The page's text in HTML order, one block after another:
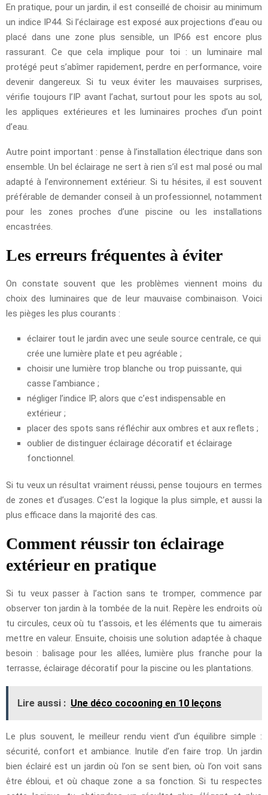
En pratique, pour un jardin, il est conseillé de choisir au minimum
un indice IP44. Si l’éclairage est exposé aux projections d’eau ou
placé dans une zone plus sensible, un IP66 est encore plus
rassurant. Ce que cela implique pour toi : un luminaire mal
protégé peut s’abîmer rapidement, perdre en performance, voire
devenir dangereux. Si tu veux éviter les mauvaises surprises,
vérifie toujours l’IP avant l’achat, surtout pour les spots au sol,
les appliques extérieures et les luminaires proches d’un point
d’eau.
Autre point important : pense à l’installation électrique dans son
ensemble. Un bel éclairage ne sert à rien s’il est mal posé ou mal
adapté à l’environnement extérieur. Si tu hésites, il est souvent
préférable de demander conseil à un professionnel, notamment
pour les zones proches d’une piscine ou les installations
encastrées.
Les erreurs fréquentes à éviter
On constate souvent que les problèmes viennent moins du
choix des luminaires que de leur mauvaise combinaison. Voici
les pièges les plus courants :
éclairer tout le jardin avec une seule source centrale, ce qui
crée une lumière plate et peu agréable ;
choisir une lumière trop blanche ou trop puissante, qui
casse l’ambiance ;
négliger l’indice IP, alors que c’est indispensable en
extérieur ;
placer des spots sans réfléchir aux ombres et aux reflets ;
oublier de distinguer éclairage décoratif et éclairage
fonctionnel.
Si tu veux un résultat vraiment réussi, pense toujours en termes
de zones et d’usages. C’est la logique la plus simple, et aussi la
plus efficace dans la majorité des cas.
Comment réussir ton éclairage
extérieur en pratique
Si tu veux passer à l’action sans te tromper, commence par
observer ton jardin à la tombée de la nuit. Repère les endroits où
tu circules, ceux où tu t’assois, et les éléments que tu aimerais
mettre en valeur. Ensuite, choisis une solution adaptée à chaque
besoin : balisage pour les allées, lumière plus franche pour la
terrasse, éclairage décoratif pour la piscine ou les plantations.
Lire aussi : Une déco cocooning en 10 leçons
Le plus souvent, le meilleur rendu vient d’un équilibre simple :
sécurité, confort et ambiance. Inutile d’en faire trop. Un jardin
bien éclairé est un jardin où l’on se sent bien, où l’on voit sans
être ébloui, et où chaque zone a sa fonction. Si tu respectes